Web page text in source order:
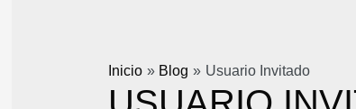
Inicio Blog Usuario Invitado